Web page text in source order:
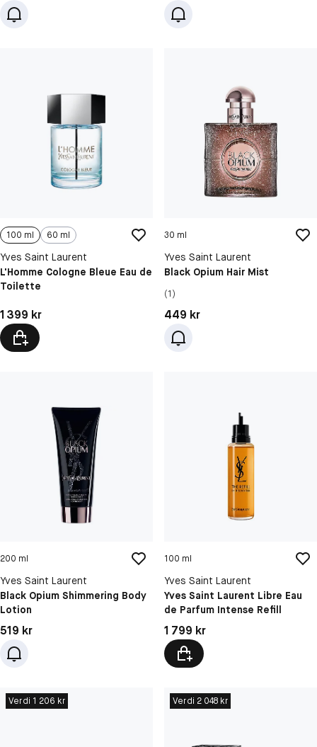
100 ml 60 ml
Yves Saint Laurent
L'Homme Cologne Bleue Eau de
Toilette
Pris: 1 399 kr
1 399 kr
30 ml
Yves Saint Laurent
Black Opium Hair Mist
(1)
Pris: 449 kr
449 kr
200 ml
Yves Saint Laurent
Black Opium Shimmering Body
Lotion
Pris: 519 kr
519 kr
100 ml
Yves Saint Laurent
Yves Saint Laurent Libre Eau
de Parfum Intense Refill
Pris: 1 799 kr
1 799 kr
Verdi 1 206 kr Verdi 2 048 kr